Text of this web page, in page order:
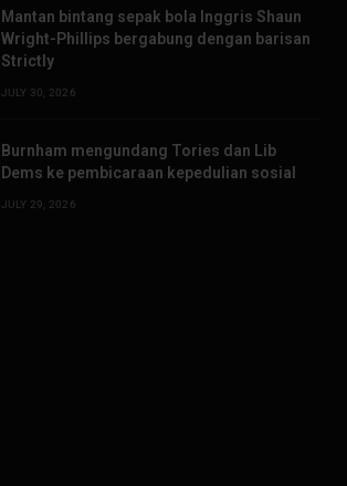
Mantan bintang sepak bola Inggris Shaun
Wright-Phillips bergabung dengan barisan
Strictly
JULY 30, 2026
Burnham mengundang Tories dan Lib
Dems ke pembicaraan kepedulian sosial
JULY 29, 2026